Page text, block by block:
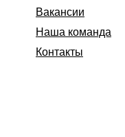
Вакансии
Наша команда
Контакты